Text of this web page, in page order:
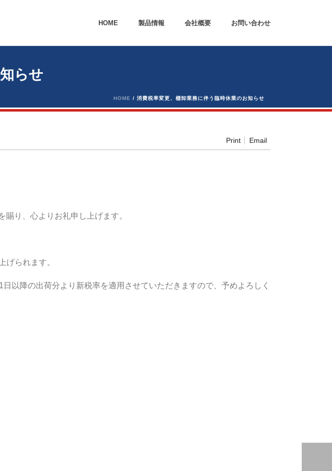
HOME 製品情報 会社概要 お問い合わせ
らせ
HOME / 消費税率変更、棚卸業務に伴う臨時休業のお知らせ
Print Email
り、心よりお礼申し上げます。
げられます。
以降の出荷分より新税率を適用させていただきますので、予めよろしく